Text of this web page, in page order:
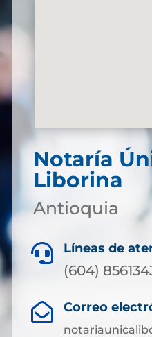
Notaría
Liborina
Antioquia
 Líneas de
(604)
 Correo